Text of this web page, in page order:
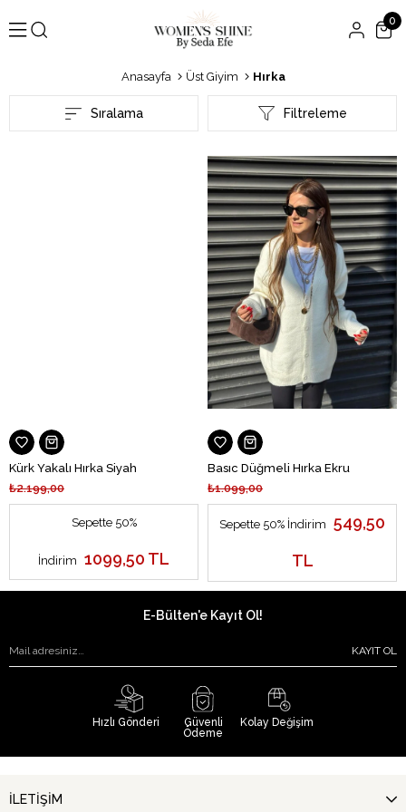
0
Anasayfa Üst Giyim Hırka
Filtreleme
Sıralama
Kürk Yakalı Hırka Siyah
₺2.199,00
Sepette 50%
İndirim 1099,50 TL
Basıc Düğmeli Hırka Ekru
₺1.099,00
Sepette 50% İndirim 549,50
TL
E-Bülten'e Kayıt Ol!
KAYIT OL
Hızlı Gönderi
Güvenli
Ödeme
Kolay Değişim
İLETİŞİM